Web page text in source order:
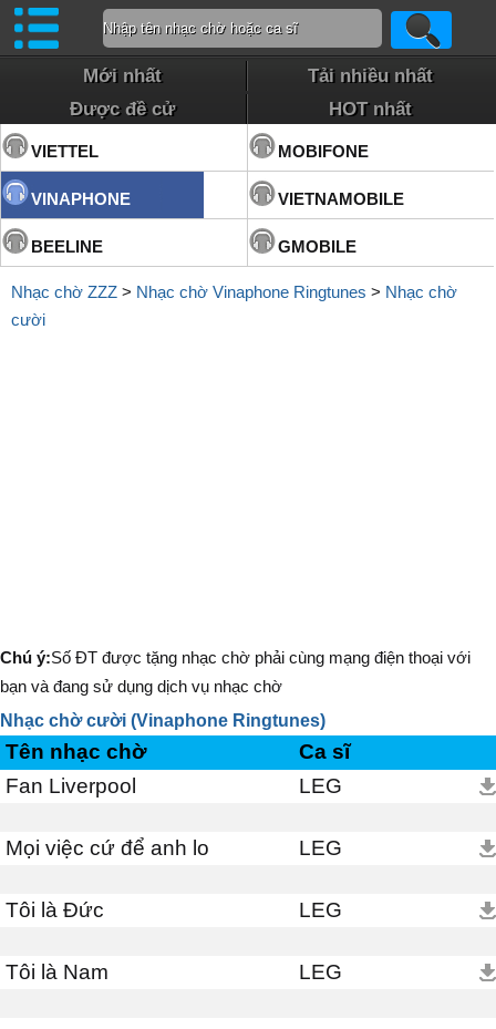
Mới nhất
Tải nhiều nhất
Được đề cử
HOT nhất
VIETTEL MOBIFONE
VINAPHONE VIETNAMOBILE
BEELINE GMOBILE
Nhạc chờ ZZZ > Nhạc chờ Vinaphone Ringtunes > Nhạc chờ
cười
Chú ý:Số ĐT được tặng nhạc chờ phải cùng mạng điện thoại với
bạn và đang sử dụng dịch vụ nhạc chờ
Nhạc chờ cười (Vinaphone Ringtunes)
Tên nhạc chờ
Ca sĩ
Fan Liverpool
LEG
Mọi việc cứ để anh lo LEG
Tôi là Đức LEG
Tôi là Nam LEG